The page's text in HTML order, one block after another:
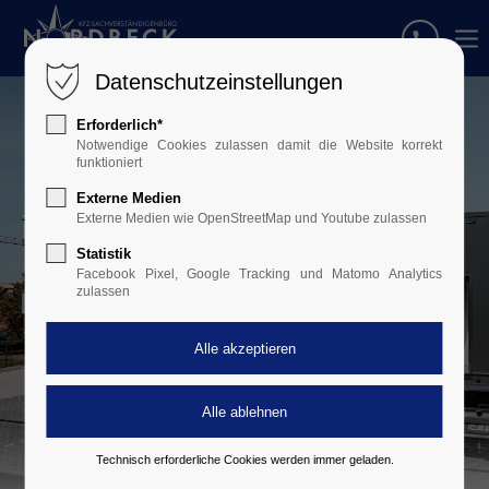
Datenschutzeinstellungen
Erforderlich*
Notwendige Cookies zulassen damit die Website korrekt
funktioniert
Externe Medien
Externe Medien wie OpenStreetMap und Youtube zulassen
Statistik
Facebook Pixel, Google Tracking und Matomo Analytics
zulassen
Technisch erforderliche Cookies werden immer geladen.